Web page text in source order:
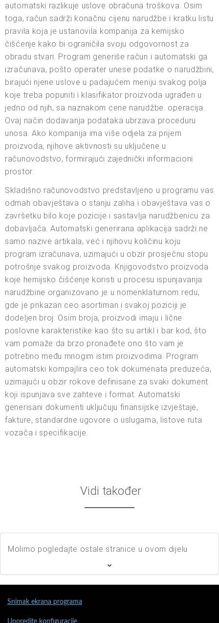
automatski razlikuje uslove obračuna troškova. Osim
toga, račun sadrži konačnu cijenu narudžbe i kratku listu
pravila koja je ustanovila kompanija za kemijsko
čišćenje kako bi ograničila svoju odgovornost za
obradu stvari. Program generiše račun i automatski ga
izračunava, pošto operater unese podatke o narudžbini,
birajući njene uslove u padajućem meniju svakog polja
koje treba popuniti i klasifikator proizvoda ugrađen u
jedno od njih, sa naznakom cene narudžbe. operacija.
Ovaj način dodavanja podataka ubrzava proceduru
unosa. Ako kompanija ima više odjela za prijem
proizvoda, njihove aktivnosti su uključene u
računovodstvo, formirajući zajednički informacioni
prostor.
Skladišno računovodstvo predstavljeno u programu vas
odmah obavještava o stanju zaliha i obavještava vas o
završetku bilo koje pozicije i sastavlja narudžbenicu za
dobavljača. Automatski generirana aplikacija sadrži ne
samo nazive artikala, već i njihovu količinu koju
program izračunava, uzimajući u obzir prosječnu stopu
potrošnje svakog proizvoda. Knjigovodstvo proizvoda
koje hemijsko čišćenje koristi u procesu ispunjavanja
narudžbine organizovano je u nomenklaturnom redu,
gde je prikazan ceo asortiman i svakoj poziciji je
dodeljen broj. Osim broja, proizvodi imaju i lične
poslovne karakteristike kao što su artikl i bar kod, što
vam pomaže da brzo pronađete ono što vam je
potrebno među mnogim istim proizvodima. Program
automatski kompajlira ceo tok dokumenata preduzeća,
uzimajući u obzir rokove definisane za svaki dokument
koji ispunjava sve zahteve i format. Automatski
generisani dokumenti uključuju finansijske izvještaje,
fakture, standardne ugovore o uslugama, listove ruta
vozača i specifikacije.
Vidi također
Molimo pogledajte ostale stranice u ovom dijelu
Snimak ekrana programa
Uporedite konfiguracije